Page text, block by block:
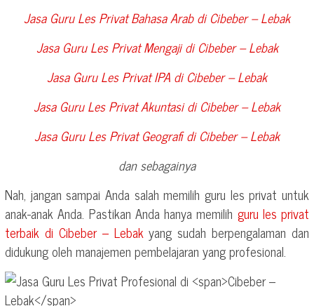
Jasa Guru Les Privat Bahasa Arab diCibeber – Lebak
Jasa Guru Les Privat Mengaji diCibeber – Lebak
Jasa Guru Les Privat IPA diCibeber – Lebak
Jasa Guru Les Privat Akuntasi diCibeber – Lebak
Jasa Guru Les Privat Geografi diCibeber – Lebak
dan sebagainya
Nah, jangan sampai Anda salah memilih guru les privat untuk
anak-anak Anda. Pastikan Anda hanya memilih guru les privat
terbaik di Cibeber – Lebakyang sudah berpengalaman dan
didukung oleh manajemen pembelajaran yang profesional.